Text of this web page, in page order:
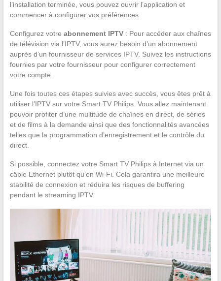
l’installation terminée, vous pouvez ouvrir l’application et
commencer à configurer vos préférences.
Configurez votre abonnement IPTV: Pour accéder aux chaînes
de télévision via l’IPTV, vous aurez besoin d’un abonnement
auprès d’un fournisseur de services IPTV. Suivez les instructions
fournies par votre fournisseur pour configurer correctement
votre compte.
Une fois toutes ces étapes suivies avec succès, vous êtes prêt à
utiliser l’IPTV sur votre Smart TV Philips. Vous allez maintenant
pouvoir profiter d’une multitude de chaînes en direct, de séries
et de films à la demande ainsi que des fonctionnalités avancées
telles que la programmation d’enregistrement et le contrôle du
direct.
Si possible, connectez votre Smart TV Philips à Internet via un
câble Ethernet plutôt qu’en Wi-Fi. Cela garantira une meilleure
stabilité de connexion et réduira les risques de buffering
pendant le streaming IPTV.